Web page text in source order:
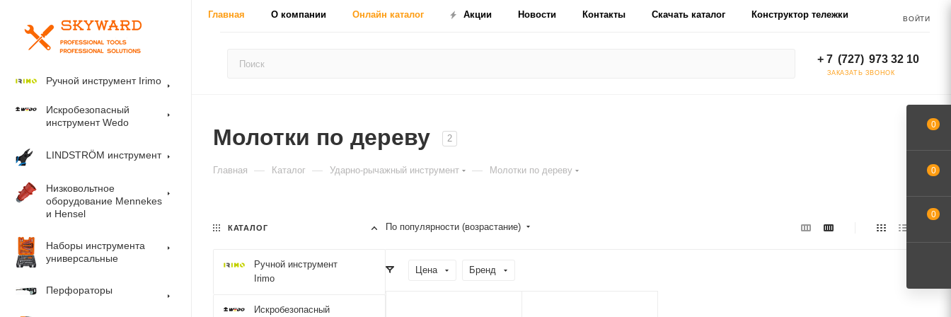
Главная О компании Онлайн каталог Акции Новости Контакты Скачать каталог Конструктор тележки ВОЙТИ
+ 7 (727) 973 32 10
ЗАКАЗАТЬ ЗВОНОК
Ручной инструмент Irimo
Искробезопасный
инструмент Wedo
LINDSTRÖM инструмент
Низковольтное
оборудование Mennekes
и Hensel
Наборы инструмента
универсальные
Перфораторы
Молотки по дереву 2
Главная — Каталог — Ударно-рычажный инструмент — Молотки по дереву
По популярности (возрастание)
Цена Бренд
КАТАЛОГ
Ручной инструмент
Irimo
Искробезопасный
0
0
0